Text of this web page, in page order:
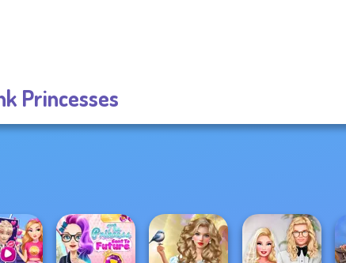
Princesses